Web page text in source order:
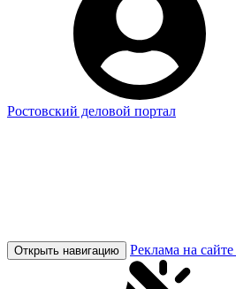
Ростовский деловой портал
Открыть навигацию Реклама на сайте